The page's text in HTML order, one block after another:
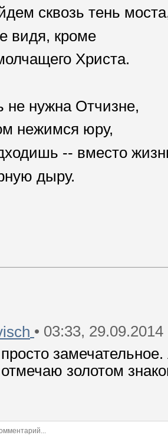
сквозь тень
видя, кроме
Христа.
не нужна Отчизне,
нежимся юру,
-- вместо
дыру.
• 03:33, 29.09.2014
золотом